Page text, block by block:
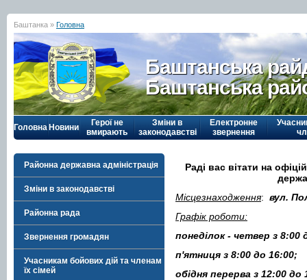
Баштанка » Головна
Баштанська
Баштанська
Головна Новини
Герої не
вмирають
Зміни в
законодавстві
Електронне
звернення
Районна державна адміністрація
Зміни в законодавстві
Районна рада
Звернення громадян
Учасникам бойових дій та членам
їх сімей
Раді вас вітати на
Місцезнаходження: вул.
Графік роботи:
понеділок - четвер з 8:00
п'ятниця з 8:00 до 16:00;
обідня перерва з 12:00